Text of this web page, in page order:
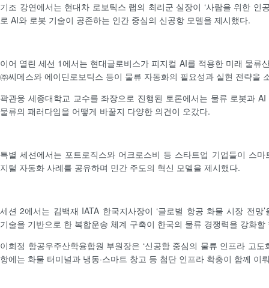
기조 강연에서는 현대차 로보틱스 랩의 최리군 실장이 ‘사람을 위한 인
로 AI와 로봇 기술이 공존하는 인간 중심의 신공항 모델을 제시했다.
이어 열린 세션 1에서는 현대글로비스가 피지컬 AI를 적용한 미래 물류
㈜씨메스와 에이딘로보틱스 등이 물류 자동화의 필요성과 실현 전략을
곽관웅 세종대학교 교수를 좌장으로 진행된 토론에서는 물류 로봇과
물류의 패러다임을 어떻게 바꿀지 다양한 의견이 오갔다.
특별 세션에서는 포트로직스와 어크로스비 등 스타트업 기업들이 스
지털 자동화 사례를 공유하며 민간 주도의 혁신 모델을 제시했다.
세션 2에서는 김백재 IATA 한국지사장이 ‘글로벌 항공 화물 시장 전망
기술을 기반으로 한 복합운송 체계 구축이 한국의 물류 경쟁력을 강화할
이희정 항공우주산학융합원 부원장은 ‘신공항 중심의 물류 인프라 고도
항에는 화물 터미널과 냉동·스마트 창고 등 첨단 인프라 확충이 함께 이